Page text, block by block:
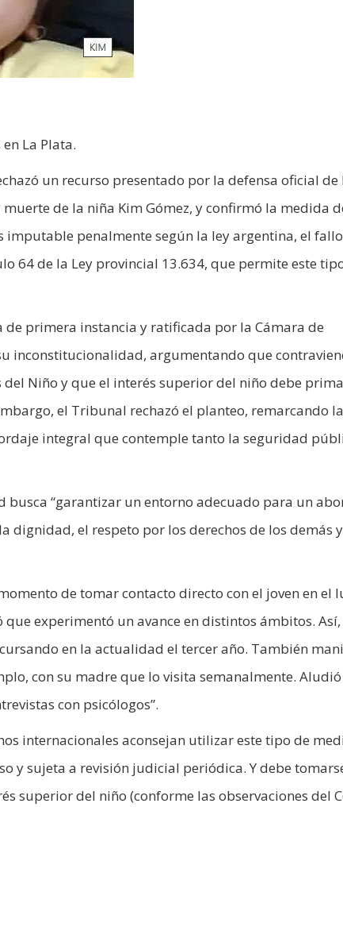
La Plata.
un recurso presentado por la defensa oficial de
de la niña Kim Gómez, y confirmó la medida
imputable penalmente según la ley argentina, el fallo
64 de la Ley provincial 13.634, que permite este
primera instancia y ratificada por la Cámara de
inconstitucionalidad, argumentando que
del Niño y que el interés superior del niño debe
el Tribunal rechazó el planteo, remarcando la
integral que contemple tanto la seguridad
“garantizar un entorno adecuado para un
el respeto por los derechos de los demás
de tomar contacto directo con el joven en el
experimentó un avance en distintos ámbitos. Así,
en la actualidad el tercer año. También
con su madre que lo visita semanalmente. Aludió
con psicólogos”.
internacionales aconsejan utilizar este tipo de
y sujeta a revisión judicial periódica. Y debe
superior del niño (conforme las observaciones del